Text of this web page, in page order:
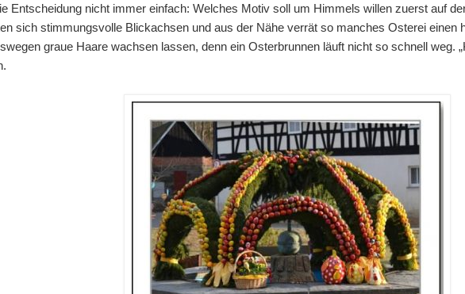
Entscheidung nicht immer einfach: Welches Motiv soll um Himmels willen zuerst auf
sich stimmungsvolle Blickachsen und aus der Nähe verrät so manches Osterei einen
graue Haare wachsen lassen, denn ein Osterbrunnen läuft nicht so schnell weg.